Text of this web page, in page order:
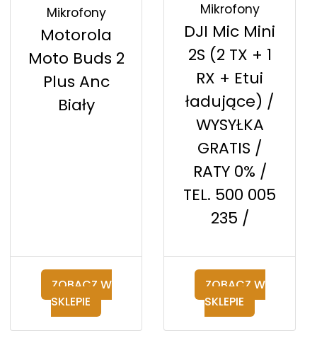
Mikrofony
Motorola
Moto Buds 2
Plus Anc
Biały
ZOBACZ W
SKLEPIE
Mikrofony
DJI Mic Mini
2S (2 TX + 1
RX + Etui
ładujące) /
WYSYŁKA
GRATIS /
RATY 0% /
TEL. 500 005
235 /
ZOBACZ W
SKLEPIE